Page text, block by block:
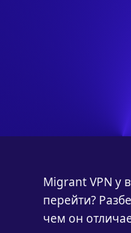
Migrant VPN у
перейти?
чем он